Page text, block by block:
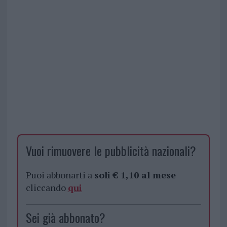
Vuoi rimuovere le pubblicità nazionali?
Puoi abbonarti a soli € 1,10 al mese
cliccando qui
Sei già abbonato?